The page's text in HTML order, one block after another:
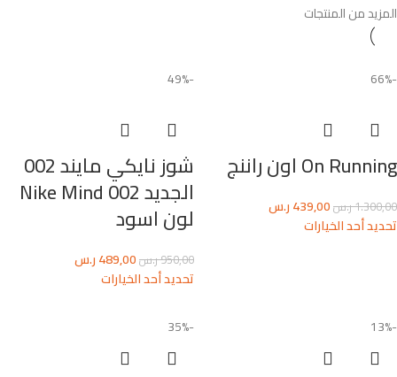
المزيد من المنتجات
-66%
On Running اون راننج
1.300,00ر.س439,00ر.س
تحديد أحد الخيارات
-49%
شوز نايكي مايند 002
الجديد Nike Mind 002
لون اسود
950,00ر.س489,00ر.س
تحديد أحد الخيارات
-13%
-35%